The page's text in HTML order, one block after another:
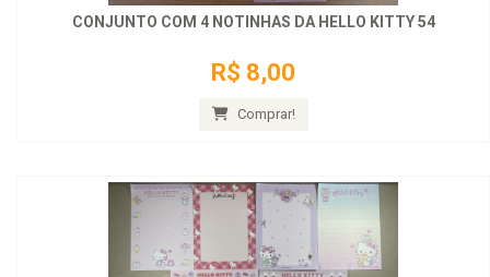
CONJUNTO COM 4 NOTINHAS DA HELLO KITTY 54
R$ 8,00
Comprar!